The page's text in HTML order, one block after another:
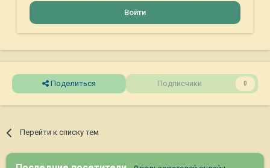
Войти
Поделиться Подписчики 0
Перейти к списку тем